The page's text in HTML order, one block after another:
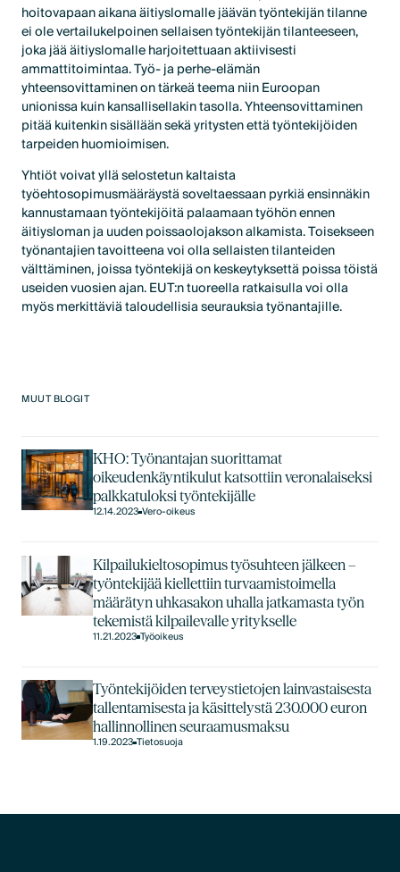
hoitovapaan aikana äitiyslomalle jäävän työntekijän tilanne
ei ole vertailukelpoinen sellaisen työntekijän tilanteeseen,
joka jää äitiyslomalle harjoitettuaan aktiivisesti
ammattitoimintaa. Työ- ja perhe-elämän
yhteensovittaminen on tärkeä teema niin Euroopan
unionissa kuin kansallisellakin tasolla. Yhteensovittaminen
pitää kuitenkin sisällään sekä yritysten että työntekijöiden
tarpeiden huomioimisen.
Yhtiöt voivat yllä selostetun kaltaista
työehtosopimusmääräystä soveltaessaan pyrkiä ensinnäkin
kannustamaan työntekijöitä palaamaan työhön ennen
äitiysloman ja uuden poissaolojakson alkamista. Toisekseen
työnantajien tavoitteena voi olla sellaisten tilanteiden
välttäminen, joissa työntekijä on keskeytyksettä poissa töistä
useiden vuosien ajan. EUT:n tuoreella ratkaisulla voi olla
myös merkittäviä taloudellisia seurauksia työnantajille.
MUUT BLOGIT
KHO: Työnantajan suorittamat
oikeudenkäyntikulut katsottiin veronalaiseksi
palkkatuloksi työntekijälle
12.14.2023Vero-oikeus
Kilpailukieltosopimus työsuhteen jälkeen –
työntekijää kiellettiin turvaamistoimella
määrätyn uhkasakon uhalla jatkamasta työn
tekemistä kilpailevalle yritykselle
11.21.2023Työoikeus
Työntekijöiden terveystietojen lainvastaisesta
tallentamisesta ja käsittelystä 230.000 euron
hallinnollinen seuraamusmaksu
1.19.2023Tietosuoja